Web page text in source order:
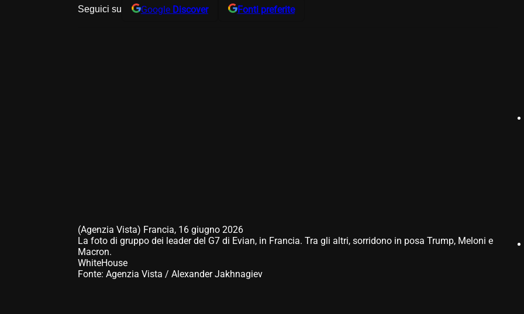
Seguici su Google Discover Fonti preferite
(Agenzia Vista) Francia, 16 giugno 2026
La foto di gruppo dei leader del G7 di Evian, in Francia. Tra gli altri, sorridono in posa Trump, Meloni e
Macron.
WhiteHouse
Fonte: Agenzia Vista / Alexander Jakhnagiev